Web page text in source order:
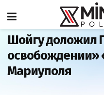
Главная
Шойгу доложил
освобождении»
Мариуполя